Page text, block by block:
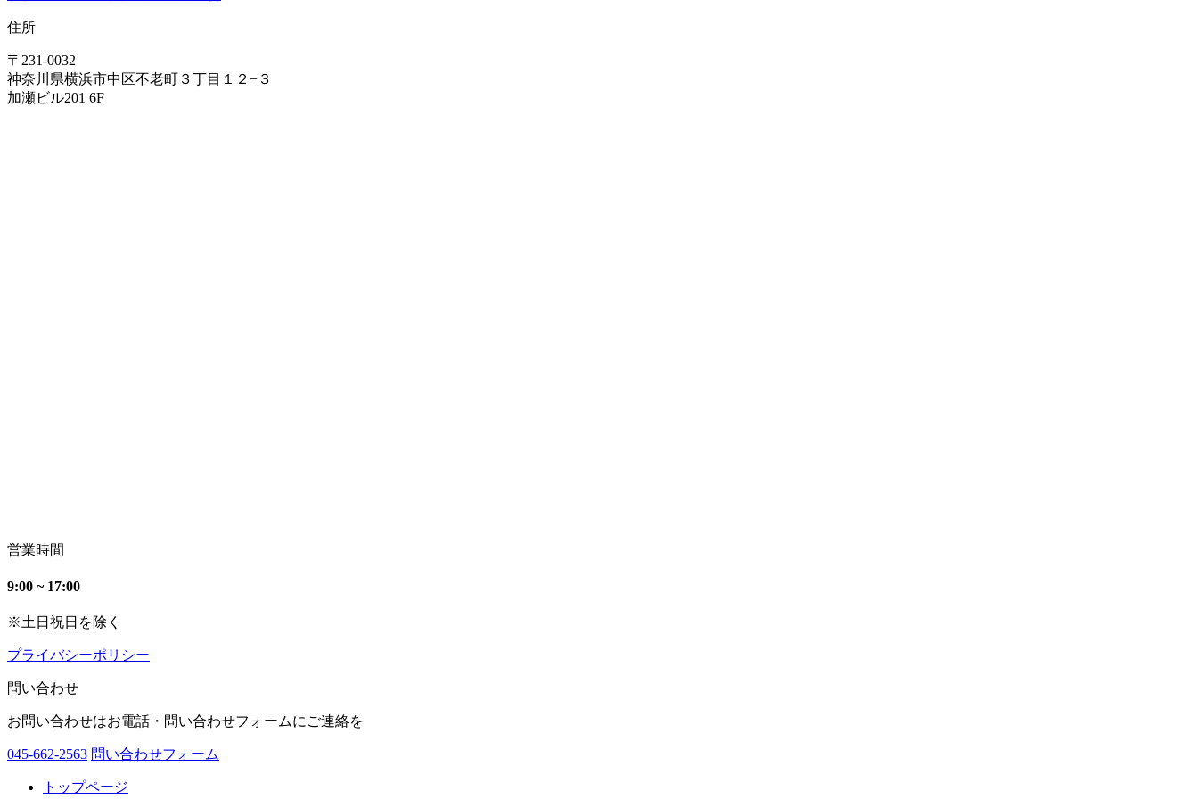
住所
〒231-0032
神奈川県横浜市中区不老町３丁目１２−３
加瀬ビル201 6F
営業時間
9:00 ~ 17:00
※土日祝日を除く
プライバシーポリシー
問い合わせ
お問い合わせはお電話・問い合わせフォームにご連絡を
045-662-2563 問い合わせフォーム
トップページ